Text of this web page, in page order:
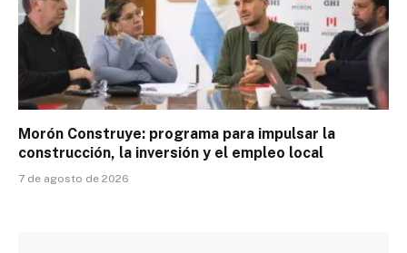
Morón Construye: programa para impulsar la
construcción, la inversión y el empleo local
7 de agosto de 2026